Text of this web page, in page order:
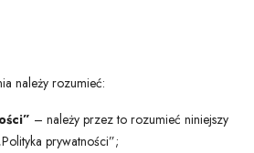
należy rozumieć:
– należy przez to rozumieć niniejszy
prywatności”;